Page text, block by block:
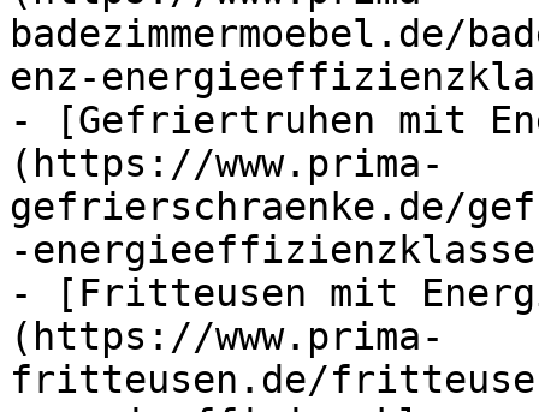
badezimmermoebel.de/
enz-
- [Gefriertruhen mit
(https://www.prima-
gefrierschraenke.de/
-
- [Fritteusen mit
(https://www.prima-
fritteusen.de/